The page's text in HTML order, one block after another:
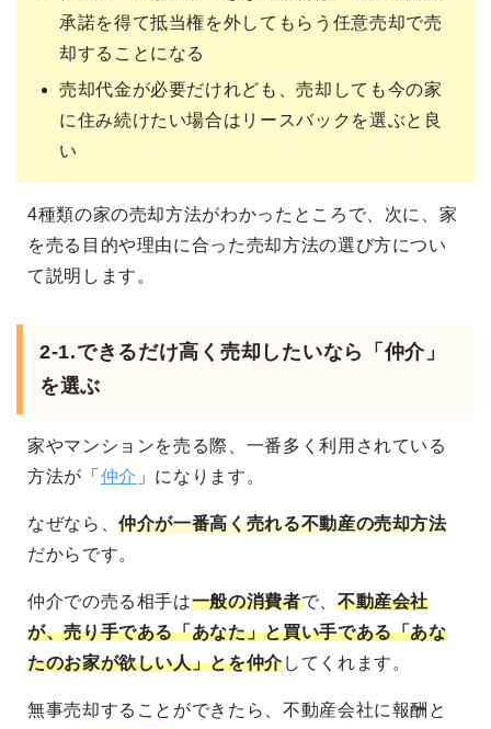
承諾を得て抵当権を外してもらう任意売却で売
却することになる
売却代金が必要だけれども、売却しても今の家
に住み続けたい場合はリースバックを選ぶと良
い
4種類の家の売却方法がわかったところで、次に、家
を売る目的や理由に合った売却方法の選び方につい
て説明します。
2-1.できるだけ高く売却したいなら「仲介」
を選ぶ
家やマンションを売る際、一番多く利用されている
方法が「 仲介 」になります。
なぜなら、仲介が一番高く売れる不動産の売却方法
だからです。
仲介での売る相手は一般の消費者で、 不動産会社
が、売り手である「あなた」と買い手である「あな
たのお家が欲しい人」とを仲介してくれます。
無事売却することができたら、不動産会社に報酬と